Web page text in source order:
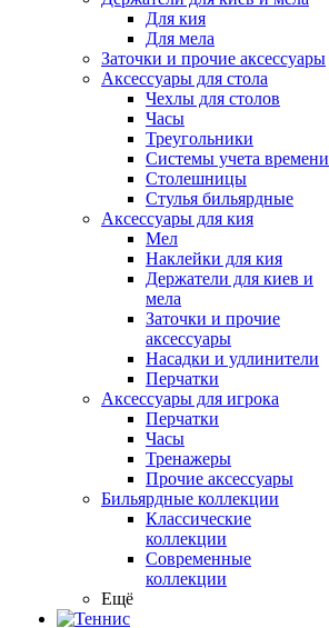
Для кия
Для мела
Заточки и прочие аксессуары
Аксессуары для стола
Чехлы для столов
Часы
Треугольники
Системы учета времени
Столешницы
Стулья бильярдные
Аксессуары для кия
Мел
Наклейки для кия
Держатели для киев и
мела
Заточки и прочие
аксессуары
Насадки и удлинители
Перчатки
Аксессуары для игрока
Перчатки
Часы
Тренажеры
Прочие аксессуары
Бильярдные коллекции
Классические
коллекции
Современные
коллекции
Ещё